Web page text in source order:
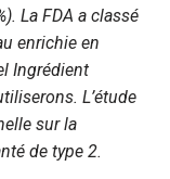
La FDA a classé
enrichie en
Ingrédient
L’étude
sur la
de type 2.